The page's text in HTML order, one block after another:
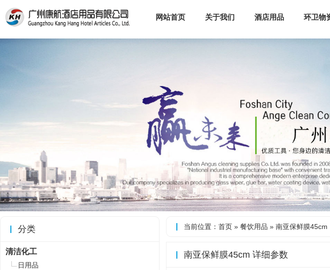
网站首页 关于我们 酒店用品 环卫物
当前位置： 首页 » 餐饮用品 » 南亚保鲜膜45cm
南亚保鲜膜45cm 详细参数
分类
清洁化工
日用品